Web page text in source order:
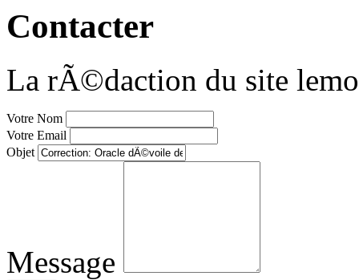
Contacter
La rÃ©daction du site
Votre Nom
Votre Email
Objet
Message